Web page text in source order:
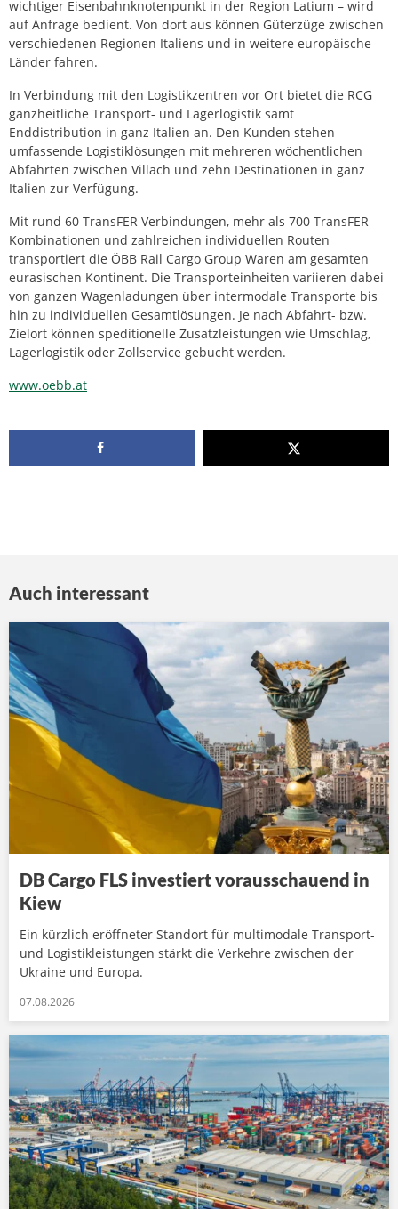
wichtiger Eisenbahnknotenpunkt in der Region Latium – wird
auf Anfrage bedient. Von dort aus können Güterzüge zwischen
verschiedenen Regionen Italiens und in weitere europäische
Länder fahren.
In Verbindung mit den Logistikzentren vor Ort bietet die RCG
ganzheitliche Transport- und Lagerlogistik samt
Enddistribution in ganz Italien an. Den Kunden stehen
umfassende Logistiklösungen mit mehreren wöchentlichen
Abfahrten zwischen Villach und zehn Destinationen in ganz
Italien zur Verfügung.
Mit rund 60 TransFER Verbindungen, mehr als 700 TransFER
Kombinationen und zahlreichen individuellen Routen
transportiert die ÖBB Rail Cargo Group Waren am gesamten
eurasischen Kontinent. Die Transporteinheiten variieren dabei
von ganzen Wagenladungen über intermodale Transporte bis
hin zu individuellen Gesamtlösungen. Je nach Abfahrt- bzw.
Zielort können speditionelle Zusatzleistungen wie Umschlag,
Lagerlogistik oder Zollservice gebucht werden.
www.oebb.at
Auch interessant
DB Cargo FLS investiert vorausschauend in
Kiew
Ein kürzlich eröffneter Standort für multimodale Transport-
und Logistikleistungen stärkt die Verkehre zwischen der
Ukraine und Europa.
07.08.2026